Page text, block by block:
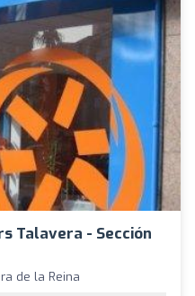
Talavera - Sección
de la Reina